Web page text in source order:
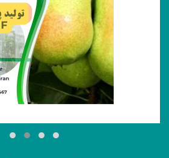
برنامه‌های سال ۱۴۰۵ برگزار شد.
تولید پایه های OHF